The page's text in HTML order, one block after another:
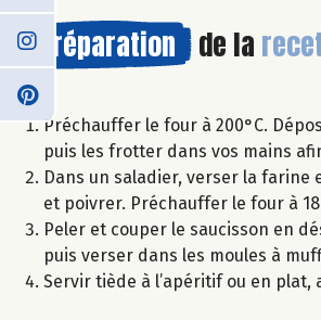
Préparation de la
Préchauffer le four à 200°C.
puis les frotter dans vos mains
Dans un saladier, verser la farine
et poivrer. Préchauffer le four à
Peler et couper le saucisson en
puis verser dans les moules à
Servir tiède à l’apéritif ou en plat,